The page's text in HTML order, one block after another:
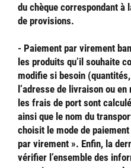
du chèque correspondant à
de provisions.
- Paiement par virement
les produits qu’il souhaite
modifie si besoin
l’adresse de livraison ou
les frais de port sont
ainsi que le nom du
choisit le mode de
par virement ». Enfin, la
vérifier l’ensemble des